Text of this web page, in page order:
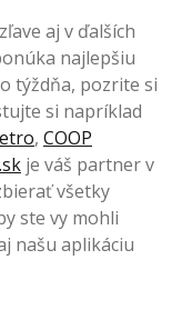
aj v ďalších
najlepšiu
týždňa, pozrite si
si napríklad
, COOP
je váš partner v
všetky
ste vy mohli
našu aplikáciu